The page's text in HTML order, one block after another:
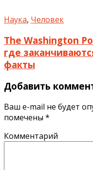
Наука, Человек
The Washington
где
факты
Добавить
Ваш e-mail не будет
помечены *
Комментарий